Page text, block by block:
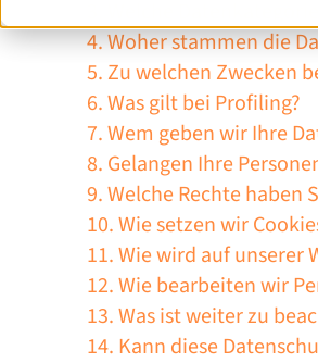
4. Woher stammen die
5. Zu welchen Zwecken
6. Was gilt bei Profiling?
7. Wem geben wir Ihre
8. Gelangen Ihre
9. Welche Rechte haben
10. Wie setzen wir
11. Wie wird auf unserer
12. Wie bearbeiten wir
13. Was ist weiter zu
14. Kann diese